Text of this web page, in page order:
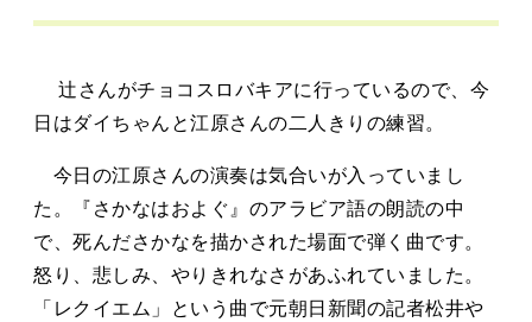
でんぱた
ぷかぷかさんと
アクセス 採用情報
お問い合わせ
辻さんがチョコスロバキアに行っているので、今
日はダイちゃんと江原さんの二人きりの練習。
今日の江原さんの演奏は気合いが入っていまし
た。『さかなはおよぐ』のアラビア語の朗読の中
で、死んださかなを描かされた場面で弾く曲です。
怒り、悲しみ、やりきれなさがあふれていました。
「レクイエム」という曲で元朝日新聞の記者松井や